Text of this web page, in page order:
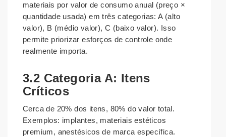
materiais por valor de consumo anual (preço ×
quantidade usada) em três categorias: A (alto
valor), B (médio valor), C (baixo valor). Isso
permite priorizar esforços de controle onde
realmente importa.
3.2 Categoria A: Itens
Críticos
Cerca de 20% dos itens, 80% do valor total.
Exemplos: implantes, materiais estéticos
premium, anestésicos de marca específica.